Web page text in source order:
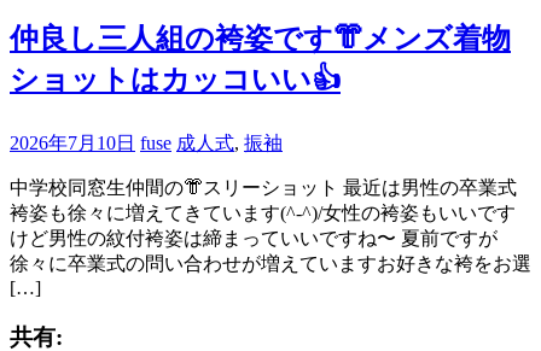
仲良し三人組の袴姿です👘メンズ着物
ショットはカッコいい👍
2026年7月10日 fuse 成人式, 振袖
中学校同窓生仲間の👘スリーショット 最近は男性の卒業式
袴姿も徐々に増えてきています(^-^)/女性の袴姿もいいです
けど男性の紋付袴姿は締まっていいですね〜 夏前ですが
徐々に卒業式の問い合わせが増えていますお好きな袴をお選
[…]
共有: